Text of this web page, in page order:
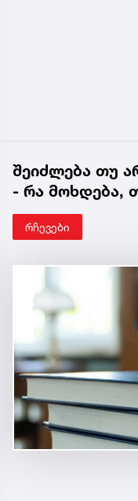
შეიძლება თუ
- რა მოხდება,
რჩევები